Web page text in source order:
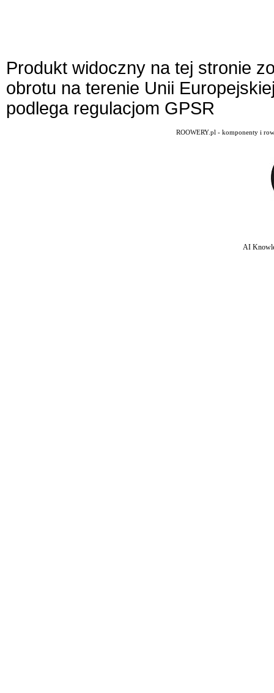
Produkt widoczny na tej stronie
obrotu na terenie Unii
podlega regulacjom GPSR
ROOWERY.pl - komponenty i
AI